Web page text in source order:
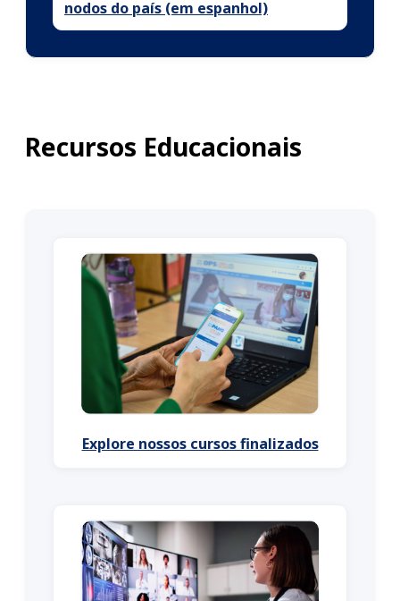
nodos do país (em espanhol)
Recursos Educacionais
Explore nossos cursos finalizados